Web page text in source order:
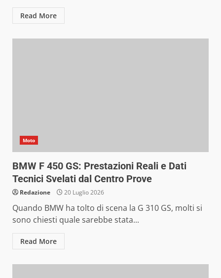
Read More
Moto
BMW F 450 GS: Prestazioni Reali e Dati
Tecnici Svelati dal Centro Prove
Redazione 20 Luglio 2026
Quando BMW ha tolto di scena la G 310 GS, molti si
sono chiesti quale sarebbe stata...
Read More